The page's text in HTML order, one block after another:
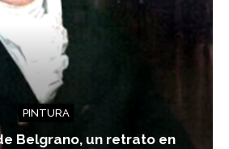
PINTURA
Belgrano, un retrato en